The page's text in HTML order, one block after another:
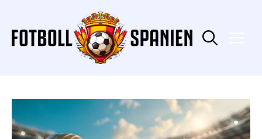
innehåll